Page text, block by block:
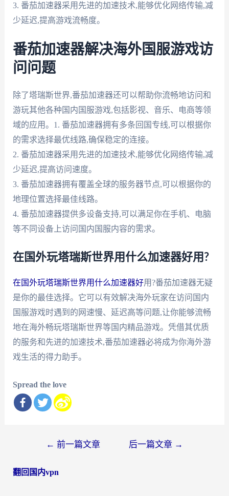
3. 番茄加速器采用先进的加速技术,能够优化网络传输,减
少延迟,提高游戏流畅度。
番茄加速器解决海外国服游戏访
问问题
除了塔瑞斯世界,番茄加速器还可以帮助你流畅地访问和
游玩其他各种国内国服游戏,包括影视、音乐、电商等领
域的应用。1. 番茄加速器拥有多条回国专线,可以根据你
的需求选择最优线路,确保稳定的连接。
2. 番茄加速器采用先进的加速技术,能够优化网络传输,减
少延迟,提高访问速度。
3. 番茄加速器拥有覆盖全球的服务器节点,可以根据你的
地理位置选择最佳线路。
4. 番茄加速器提供多设备支持,可以满足你在手机、电脑
等不同设备上访问国内国服内容的需求。
在国外玩塔瑞斯世界用什么加速器好用?
在国外玩塔瑞斯世界用什么加速器好用?番茄加速器无疑
是你的最佳选择。它可以有效解决海外玩家在访问国内
国服游戏时遇到的网速慢、延迟高等问题,让你能够流畅
地在海外畅玩塔瑞斯世界等国内精品游戏。凭借其优质
的服务和先进的加速技术,番茄加速器必将成为你海外游
戏生活的得力助手。
Spread the love
导
← 前一篇文章 后一篇文章 →
翻回国内vpn